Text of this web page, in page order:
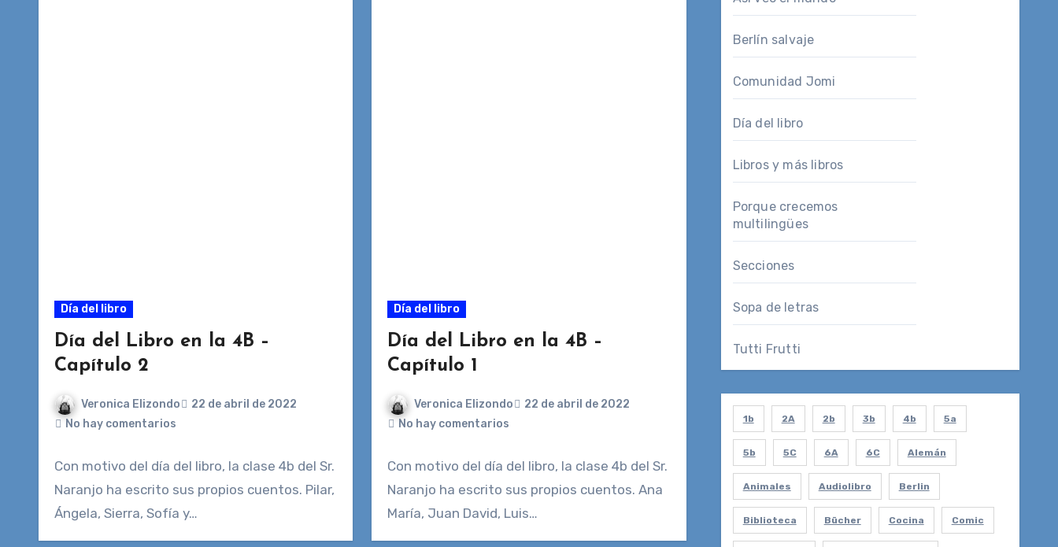
Día del libro
Día del Libro en la 4B –
Capítulo 2
Veronica Elizondo
22 de abril de 2022
No hay comentarios
Con motivo del día del libro, la clase 4b del Sr.
Naranjo ha escrito sus propios cuentos. Pilar,
Ángela, Sierra, Sofía y…
Día del libro
Día del Libro en la 4B –
Capítulo 1
Veronica Elizondo
22 de abril de 2022
No hay comentarios
Con motivo del día del libro, la clase 4b del Sr.
Naranjo ha escrito sus propios cuentos. Ana
María, Juan David, Luis…
Berlín salvaje
Comunidad Jomi
Día del libro
Libros y más libros
Porque crecemos
multilingües
Secciones
Sopa de letras
Tutti Frutti
1b 2A 2b 3b 4b 5a
5b 5C 6A 6C Alemán
Animales Audiolibro Berlin
Biblioteca Bücher Cocina Comic